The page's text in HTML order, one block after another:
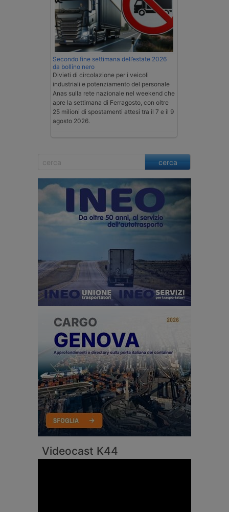
Secondo fine settimana dell’estate 2026
da bollino nero
Divieti di circolazione per i veicoli
industriali e potenziamento del personale
Anas sulla rete nazionale nel weekend che
apre la settimana di Ferragosto, con oltre
25 milioni di spostamenti attesi tra il 7 e il 9
agosto 2026.
cerca
Videocast K44